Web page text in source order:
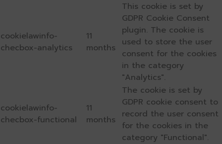
cookielawinfo-
checbox-analytics
11
months
This cookie is set by
GDPR Cookie Consent
plugin. The cookie is
used to store the user
consent for the cookies
in the category
"Analytics".
cookielawinfo-
checbox-functional
11
months
The cookie is set by
GDPR cookie consent to
record the user consent
for the cookies in the
category "Functional".